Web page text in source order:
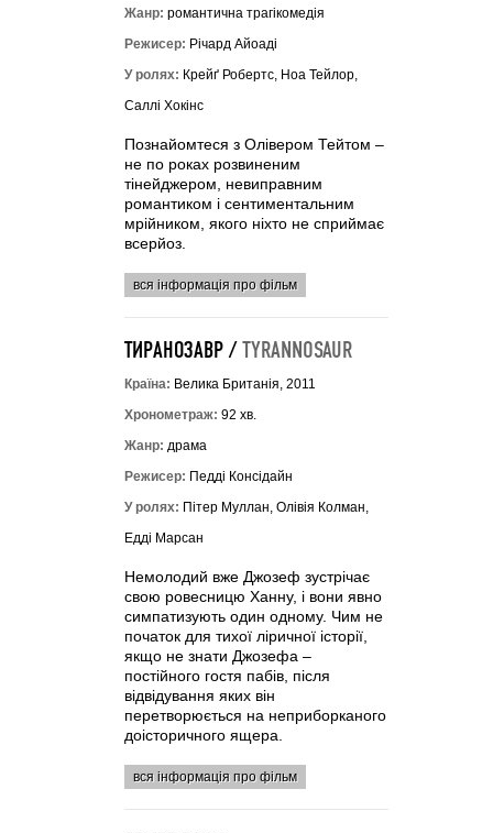
Жанр: романтична трагікомедія
Режисер: Річард Айоаді
У ролях: Крейґ Робертс, Ноа Тейлор,
Саллі Хокінс
Познайомтеся з Олівером Тейтом –
не по роках розвиненим
тінейджером, невиправним
романтиком і сентиментальним
мрійником, якого ніхто не сприймає
всерйоз.
вся інформація про фільм
ТИРАНОЗАВР /TYRANNOSAUR
Країна: Велика Британія, 2011
Хронометраж: 92 хв.
Жанр: драма
Режисер: Педді Консідайн
У ролях: Пітер Муллан, Олівія Колман,
Едді Марсан
Немолодий вже Джозеф зустрічає
свою ровесницю Ханну, і вони явно
симпатизують один одному. Чим не
початок для тихої ліричної історії,
якщо не знати Джозефа –
постійного гостя пабів, після
відвідування яких він
перетворюється на неприборканого
доісторичного ящера.
вся інформація про фільм